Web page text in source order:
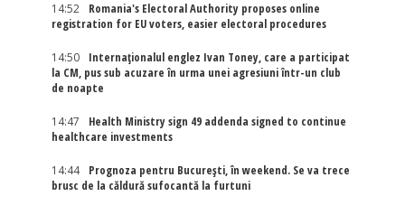
14:52
Romania's Electoral Authority proposes online
registration for EU voters, easier electoral procedures
14:50
Internaţionalul englez Ivan Toney, care a participat
la CM, pus sub acuzare în urma unei agresiuni într-un club
de noapte
14:47
Health Ministry sign 49 addenda signed to continue
healthcare investments
14:44
Prognoza pentru București, în weekend. Se va trece
brusc de la căldură sufocantă la furtuni